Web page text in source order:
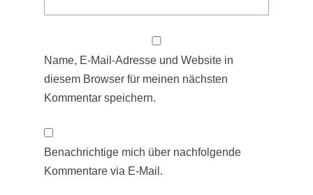
Name, E-Mail-Adresse und Website in
diesem Browser für meinen nächsten
Kommentar speichern.
Benachrichtige mich über nachfolgende
Kommentare via E-Mail.